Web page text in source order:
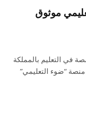
موثوق
في التعليم بالمملكة
“ضوء التعليمي”